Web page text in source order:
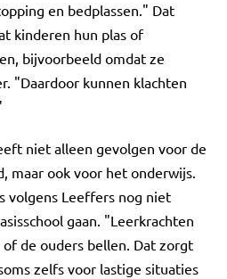
en bedplassen." Dat
kinderen hun plas of
bijvoorbeeld omdat ze
"Daardoor kunnen klachten
niet alleen gevolgen voor de
maar ook voor het onderwijs.
volgens Leeffers nog niet
gaan. "Leerkrachten
de ouders bellen. Dat zorgt
zelfs voor lastige situaties